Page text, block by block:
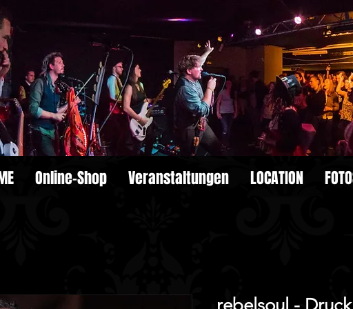
Online-Shop Veranstaltungen LOCATION